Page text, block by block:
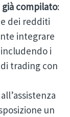
compilato:
dei redditi
integrare
i
trading con
un